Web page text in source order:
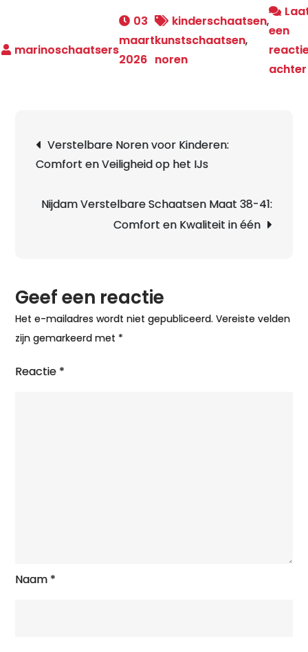
03
maart
2026
kinderschaatsen,
kunstschaatsen,
noren
een
achter
Verstelbare Noren voor Kinderen:
Comfort en Veiligheid op het IJs
Nijdam Verstelbare Schaatsen Maat 38-41:
Comfort en Kwaliteit in één
Geef een reactie
Het e-mailadres wordt niet gepubliceerd. Vereiste velden
zijn gemarkeerd met *
Reactie *
Naam *